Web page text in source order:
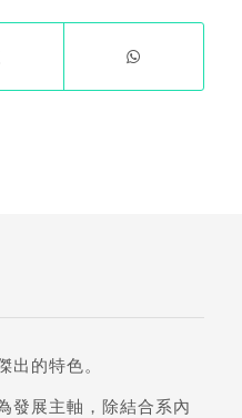
出的特色。
發展主軸，除結合系內